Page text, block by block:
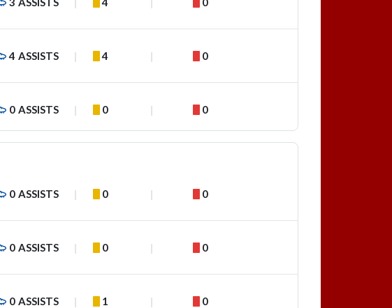
4 ASSISTS 4 0
0 ASSISTS 0 0
0 ASSISTS 0 0
0 ASSISTS 0 0
0 ASSISTS 1 0